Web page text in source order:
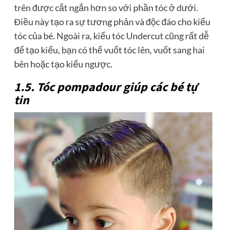
trên được cắt ngắn hơn so với phần tóc ở dưới.
Điều này tạo ra sự tương phản và độc đáo cho kiểu
tóc của bé. Ngoài ra, kiểu tóc Undercut cũng rất dễ
để tạo kiểu, bạn có thể vuốt tóc lên, vuốt sang hai
bên hoặc tạo kiểu ngược.
1.5. Tóc pompadour giúp các bé tự
tin